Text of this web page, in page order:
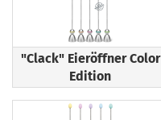
"Clack" Eieröffner Color
Edition